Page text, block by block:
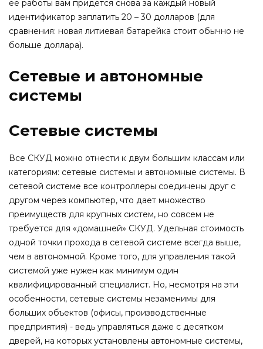
ее работы вам придется снова за каждый новый
идентификатор заплатить 20 – 30 долларов (для
сравнения: новая литиевая батарейка стоит обычно не
больше доллара).
Сетевые и автономные
системы
Сетевые системы
Все СКУД можно отнести к двум большим классам или
категориям: сетевые системы и автономные системы. В
сетевой системе все контроллеры соединены друг с
другом через компьютер, что дает множество
преимуществ для крупных систем, но совсем не
требуется для «домашней» СКУД. Удельная стоимость
одной точки прохода в сетевой системе всегда выше,
чем в автономной. Кроме того, для управления такой
системой уже нужен как минимум один
квалифицированный специалист. Но, несмотря на эти
особенности, сетевые системы незаменимы для
больших объектов (офисы, производственные
предприятия) - ведь управляться даже с десятком
дверей, на которых установлены автономные системы,